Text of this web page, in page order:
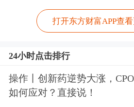
前遭到部分居民的极力
表达反对。有轨电车
是“奥马哈要不要放弃小
认同之争，代表一些奥
打开东方财富APP查
24小时点击排行
操作丨创新药逆势大涨，
如何应对？直接说！